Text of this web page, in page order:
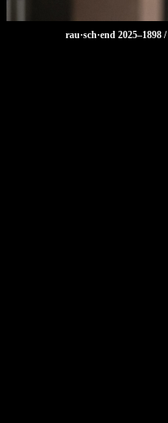
rau·sch·end 2025–1898 /